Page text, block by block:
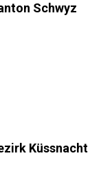
Schwyz
Küssnacht